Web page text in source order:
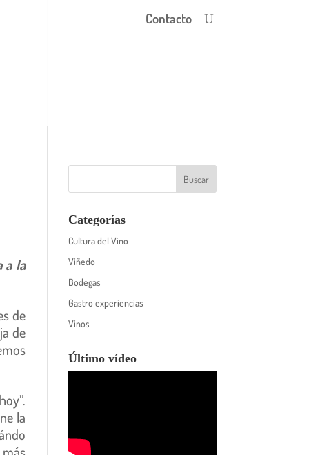
Contacto
a la
de
de
la
Categorías
Cultura del Vino
Viñedo
Bodegas
Gastro experiencias
Vinos
Último vídeo